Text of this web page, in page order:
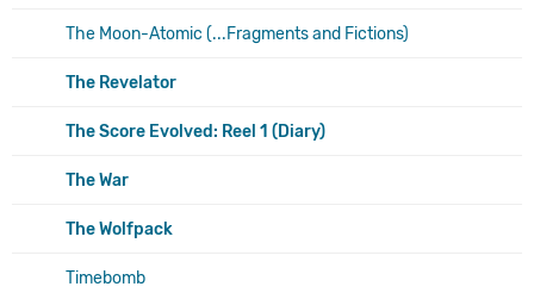
The Moon-Atomic (...Fragments and Fictions)
The Revelator
The Score Evolved: Reel 1 (Diary)
The War
The Wolfpack
Timebomb